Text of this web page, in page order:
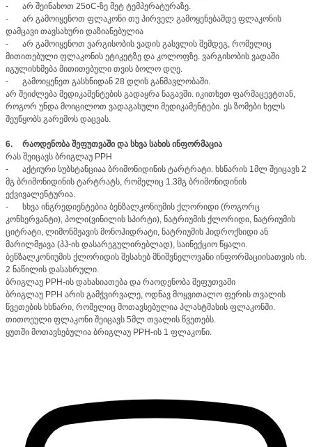
-
არ შეინახოთ 25oC-ზე მეტ ტემპერატურაზე.
-
არ გამოიყენოთ ფლაკონი თუ პირველ გამოყენებამდე ფლაკონის
დამცავი თავსახური დაზიანებულია
-
არ გამოიყენოთ ვარგისობის ვადის გასვლის შემდეგ, რომელიც
მითითებული ფლაკონის ეტიკეტზე და კოლოფზე. ვარგისობის ვადაში
იგულისხმება მითითებული თვის ბოლო დღე.
-
გამოიყენეთ გასხნიდან 28 დღის განმავლობაში.
არ შეიძლება მედიკამენტების გადაყრა ნაგავში. იკითხეთ ფარმაცევტთან,
როგორ უნდა მოიცილოთ ვადაგასული მედიკამენტები. ეს ზომები ხელს
შეუწყობს გარემოს დაცვას.
6.
რაოდენობა შეფუთვაში და სხვა სახის ინფორმაცია
რას შეიცავს ბრიგლაუ PPH
-
აქტიური სუბსტანციაა ბრიმონიდინის ტარტრატი. ხსნარის 1მლ შეიცავს 2
მგ ბრიმონიდინის ტარტრატს, რომელიც 1.3მგ ბრიმონიდინის
ექვივალენტურია.
-
სხვა ინგრედიენტებია ბენზალკონიუმის ქლორიდი (როგორც
კონსერვანტი), პოლი(ვინილის სპირტი), ნატრიუმის ქლორიდი, ნატრიუმის
ციტრატი, ლიმონმჟავის მონოჰიდრატი, ნატრიუმის ჰიდროქსიდი ან
მარილმჟავა (პჰ-ის დასარეგულირებლად), საინექციო წყალი.
ბენზალკონიუმის ქლორიდის შესახებ მნიშვნელოვანი ინფორმაციისათვის იხ.
2 ნაწილის დასასრული.
ბრიგლაუ PPH-ის დახასიათება და რაოდენობა შეფუთვაში
ბრიგლაუ PPH არის გამჭვირვალე, ოდნავ მოყვითალო ფერის თვალის
წვეთების ხსნარი, რომელიც მოთავსებულია პლასტმასის ფლაკონში.
თითოეული ფლაკონი შეიცავს 5მლ თვალის წვეთებს.
ყუთში მოთავსებულია ბრიგლაუ PPH-ის 1 ფლაკონი.